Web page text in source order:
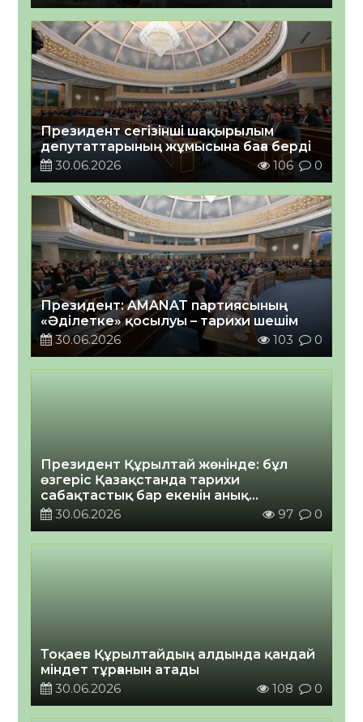
Президент сегізінші шақырылым
депутаттарының жұмысына баға берді
30.06.2026
106 0
Президент: AMANAT партиясының
«Әділетке» қосылуы – тарихи шешім
30.06.2026
103 0
Президент Құрылтай жөнінде: бұл
өзгеріс Қазақстанда тарихи
сабақтастық бар екенін анық
көрсетеді
30.06.2026 97 0
Тоқаев Құрылтайдың алдында қандай
міндет тұрғанын атады
30.06.2026
108 0